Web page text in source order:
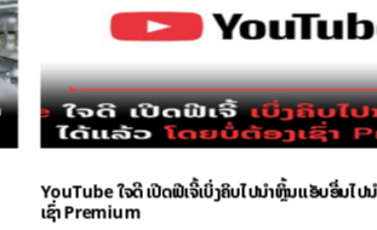
YouTube ໃຈດີ ເປີດຟີເຈີ້ເບິ່ງຄິບໄປນຳຫຼິ້ນແອັບອື່ນໄປ
ເຊົ່າ Premium